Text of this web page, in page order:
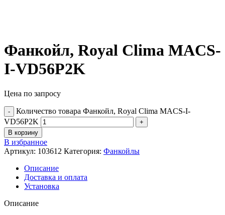
Фанкойл, Royal Clima MACS-
I-VD56P2K
Цена по запросу
Количество товара Фанкойл, Royal Clima MACS-I-
VD56P2K
В корзину
В избранное
Артикул: 103612 Категория: Фанкойлы
Описание
Доставка и оплата
Установка
Описание